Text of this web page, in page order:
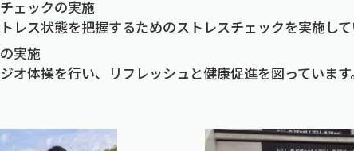
ェックの実施
レス状態を把握するためのストレスチェックを実施して
実施
オ体操を行い、リフレッシュと健康促進を図っています。